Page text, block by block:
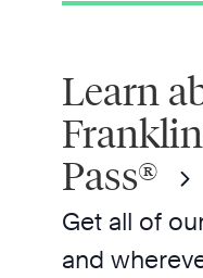
Learn
Pass®
Get all of
and